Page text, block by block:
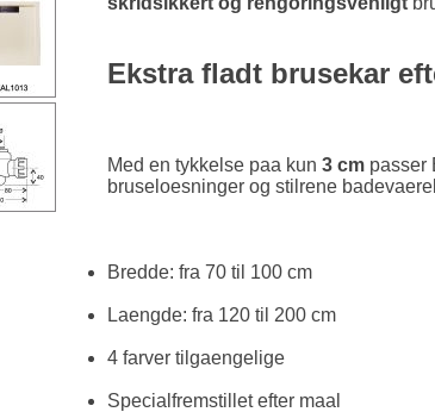
Ekstra fladt brusekar
Med en tykkelse paa kun 3 cmpasser
bruseloesninger og stilrene
Bredde: fra 70 til 100 cm
Laengde: fra 120 til 200 cm
4 farver tilgaengelige
Specialfremstillet efter maal